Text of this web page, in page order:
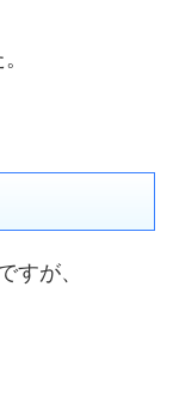
すが、